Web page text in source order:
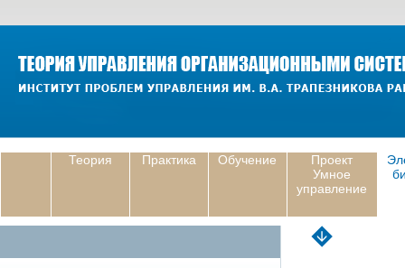
Теория Практика Обучение
Проект
Умное
управление